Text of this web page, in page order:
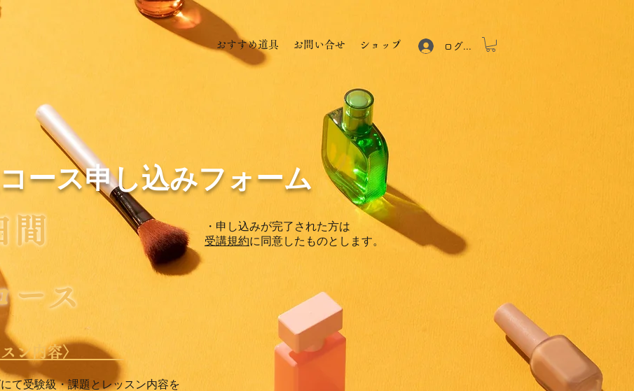
おすすめ道具 お問い合せ ショップ ログイン
間
ース
・申し込みが完了された方は
受講規約に同意したものとします。
ン内容〉
にて受験級・課題と レッスン内容を
ース申し込みフォーム